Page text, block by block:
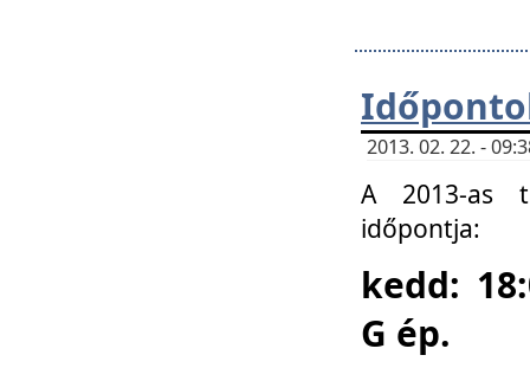
2013. 02. 22. -
A 2013-as
időpontja:
kedd:
G ép.